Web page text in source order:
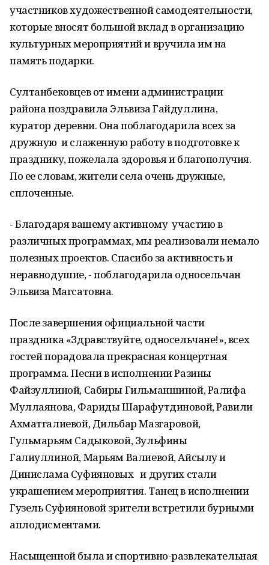
участников художественной самодеятельности,
которые вносят большой вклад в организацию
культурных мероприятий и вручила им на
память подарки.
Султанбековцев от имени администрации
района поздравила Эльвиза Гайдуллина,
куратор деревни. Она поблагодарила всех за
дружную и слаженную работу в подготовке к
празднику, пожелала здоровья и благополучия.
По ее словам, жители села очень дружные,
сплоченные.
- Благодаря вашему активному участию в
различных программах, мы реализовали немало
полезных проектов. Спасибо за активность и
неравнодушие, - поблагодарила односельчан
Эльвиза Магсатовна.
После завершения официальной части
праздника «Здравствуйте, односельчане!», всех
гостей порадовала прекрасная концертная
программа. Песни в исполнении Разины
Файзуллиной, Сабиры Гильманшиной, Ралифа
Муллаянова, Фариды Шарафутдиновой, Равили
Ахматгалиевой, Дильбар Мазгаровой,
Гульмарьям Садыковой, Зульфины
Галиуллиной, Марьям Валиевой, Айсылу и
Динислама Суфияновых и других стали
украшением мероприятия. Танец в исполнении
Гузель Суфияновой зрители встретили бурными
аплодисментами.
Насыщенной была и спортивно-развлекательная